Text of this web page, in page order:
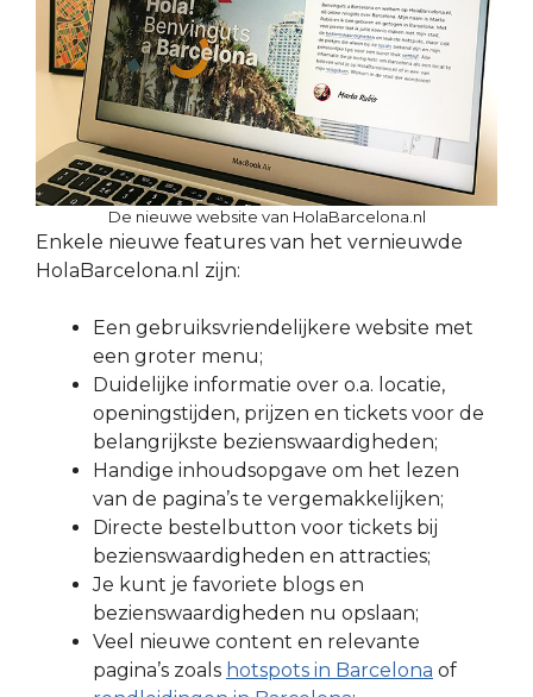
De nieuwe website van HolaBarcelona.nl
Enkele nieuwe features van het vernieuwde
HolaBarcelona.nl zijn:
Een gebruiksvriendelijkere website met
een groter menu;
Duidelijke informatie over o.a. locatie,
openingstijden, prijzen en tickets voor de
belangrijkste bezienswaardigheden;
Handige inhoudsopgave om het lezen
van de pagina’s te vergemakkelijken;
Directe bestelbutton voor tickets bij
bezienswaardigheden en attracties;
Je kunt je favoriete blogs en
bezienswaardigheden nu opslaan;
Veel nieuwe content en relevante
pagina’s zoals hotspots in Barcelona of